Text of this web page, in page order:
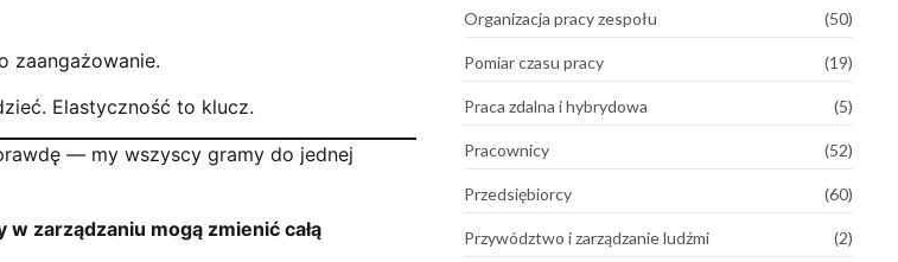
zaangażowanie.
Elastyczność to klucz.
— my wszyscy gramy do jednej
w zarządzaniu mogą zmienić całą
Organizacja pracy zespołu (50)
Pomiar czasu pracy (19)
Praca zdalna i hybrydowa (5)
Pracownicy (52)
Przedsiębiorcy (60)
Przywództwo i zarządzanie ludźmi (2)